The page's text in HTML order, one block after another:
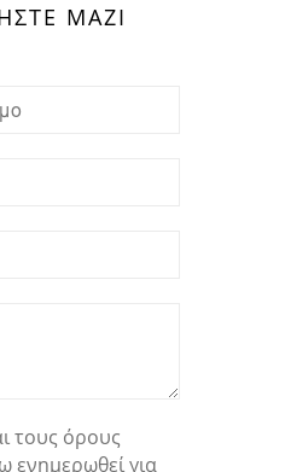
ΜΑΖΙ
τους όρους
ενημερωθεί για